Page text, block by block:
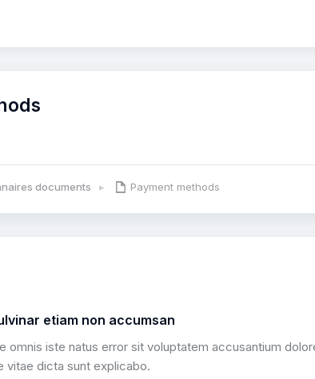
documents ▸ Payment methods
etiam non accumsan
omnis iste natus error sit voluptatem accusantium
vitae dicta sunt explicabo.